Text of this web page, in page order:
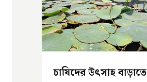
চাষিদের উৎসাহ বাড়াতে